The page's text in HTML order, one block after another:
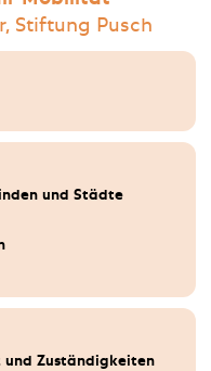
Stiftung Pusch
und Städte
und Zuständigkeiten